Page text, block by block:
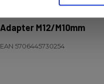
Adapter M12/M10mm
EAN 5706445730254